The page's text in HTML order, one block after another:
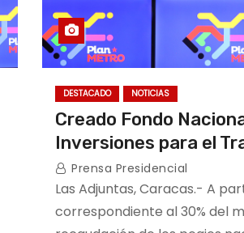
DESTACADO NOTICIAS
Creado Fondo
Inversiones para el
Prensa Presidencial
Las Adjuntas, Caracas.- A
correspondiente al 30% del